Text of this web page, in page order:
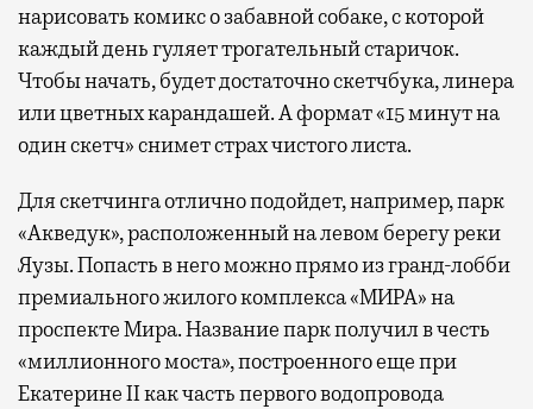
нарисовать комикс о забавной собаке, с которой
каждый день гуляет трогательный старичок.
Чтобы начать, будет достаточно скетчбука, линера
или цветных карандашей. А формат «15 минут на
один скетч» снимет страх чистого листа.
Для скетчинга отлично подойдет, например, парк
«Акведук», расположенный на левом берегу реки
Яузы. Попасть в него можно прямо из гранд-лобби
премиального жилого комплекса «МИРА» на
проспекте Мира. Название парк получил в честь
«миллионного моста», построенного еще при
Екатерине II как часть первого водопровода